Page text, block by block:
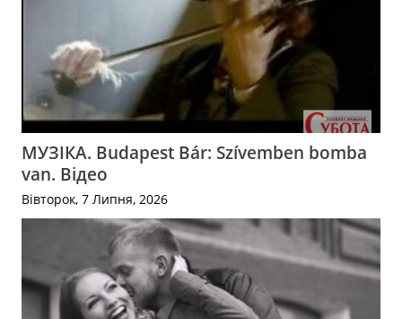
МУЗІКА. Budapest Bár: Szívemben bomba
van. Відео
Вівторок, 7 Липня, 2026